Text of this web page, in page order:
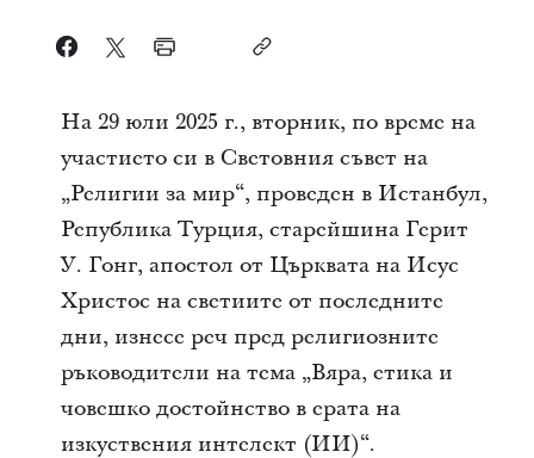
На 29 юли 2025 г., вторник, по време на
участието си в Световния съвет на
„Религии за мир“, проведен в Истанбул,
Република Турция, старейшина Герит
У. Гонг, апостол от Църквата на Исус
Христос на светиите от последните
дни, изнесе реч пред религиозните
ръководители на тема „Вяра, етика и
човешко достойнство в ерата на
изкуствения интелект (ИИ)“.